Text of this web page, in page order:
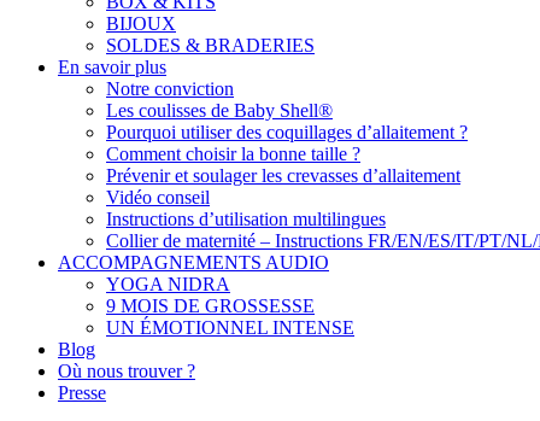
BIJOUX
SOLDES & BRADERIES
En savoir plus
Notre conviction
Les coulisses de Baby Shell®
Pourquoi utiliser des coquillages d’allaitement ?
Comment choisir la bonne taille ?
Prévenir et soulager les crevasses d’allaitement
Vidéo conseil
Instructions d’utilisation multilingues
Collier de maternité – Instructions FR/EN/ES/IT/PT/
ACCOMPAGNEMENTS AUDIO
YOGA NIDRA
9 MOIS DE GROSSESSE
UN ÉMOTIONNEL INTENSE
Blog
Où nous trouver ?
Presse